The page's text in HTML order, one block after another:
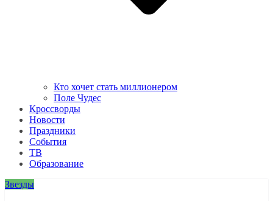
Кто хочет стать миллионером
Поле Чудес
Кроссворды
Новости
Праздники
События
ТВ
Образование
Звезды